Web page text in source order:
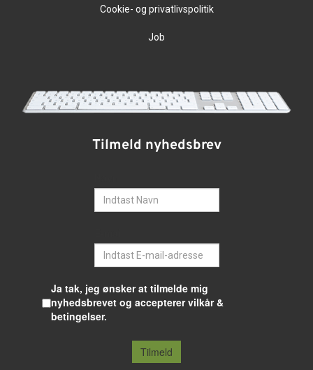
Cookie- og privatlivspolitik
Job
Tilmeld nyhedsbrev
Ja tak, jeg ønsker at tilmelde mig
nyhedsbrevet og accepterer vilkår &
betingelser.
Tilmeld